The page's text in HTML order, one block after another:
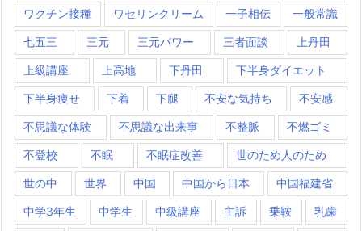
ワクチン接種 ワセリンクリーム 一子相伝 一般常識
七五三 三元 三元パワー 三者面談 上丹田
上級講座 上高地 下丹田 下半身ダイエット
下半身痩せ 下着 下腿 不安な気持ち 不安感
不思議な体験 不思議な出来事 不整脈 不燃ゴミ
不登校 不眠 不眠症改善 世のため人のため
世の中 世界 中国 中国から日本 中国福建省
中学3年生 中学生 中級講座 主訴 乗鞍 乳歯